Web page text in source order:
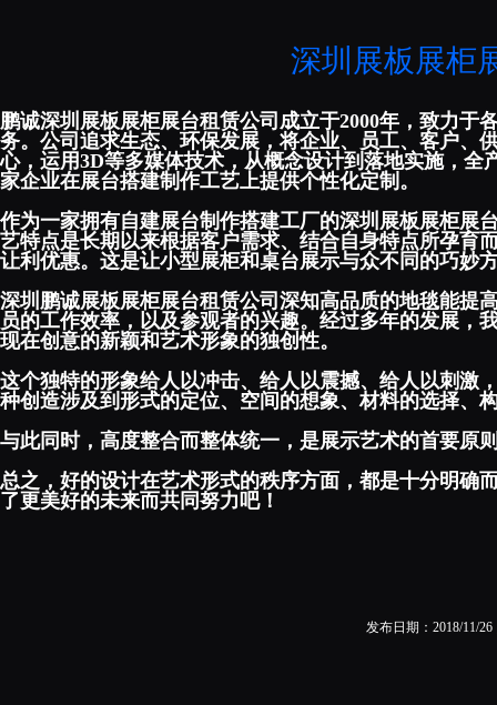
深圳展板展柜
鹏诚深圳展板展柜展台租赁公司 成立于2000年，致力于
务。公司追求生态、环保发展，将企业、员工、客户、
心，运用3D等多媒体技术，从概念设计到落地实施，
家企业在展台搭建制作工艺上提供个性化定制。
作为一家拥有自建展台制作搭建工厂的深圳展板展柜展
艺特点是长期以来根据客户需求、结合自身特点所孕育
让利优惠。这是让小型展柜和桌台展示与众不同的巧妙
深圳鹏诚展板展柜展台租赁公司 深知高品质的地毯能提
员的工作效率，以及参观者的兴趣。经过多年的发展，
现在创意的新颖和艺术形象的独创性。
这个独特的形象给人以冲击、给人以震撼、给人以刺激
种创造涉及到形式的定位、空间的想象、材料的选择、
与此同时，高度整合而整体统一，是展示艺术的首要原
总之，好的设计在艺术形式的秩序方面，都是十分明确
了更美好的未来而共同努力吧！
发布日期：2018/11/